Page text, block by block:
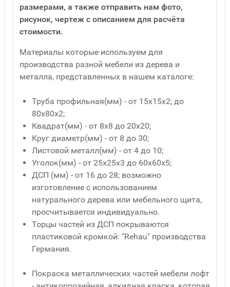
размерами, а также отправить нам фото,
рисунок, чертеж с описанием для расчёта
стоимости.
Материалы которые используем для
производства разной мебели из дерева и
металла, представленных в нашем каталоге:
Труба профильная(мм) - от 15x15x2; до
80x80x2;
Квадрат(мм) - от 8x8 до 20x20;
Круг диаметр(мм) - от 8 до 30;
Листовой металл(мм) - от 4 до 10;
Уголок(мм) - от 25x25x3 до 60x60x5;
ДСП (мм) - от 16 до 28; возможно
изготовление с использованием
натурального дерева или мебельного щита,
просчитывается индивидуально.
Торцы частей из ДСП покрываются
пластиковой кромкой: "Rehau" производства
Германия.
Покраска металлических частей мебели лофт